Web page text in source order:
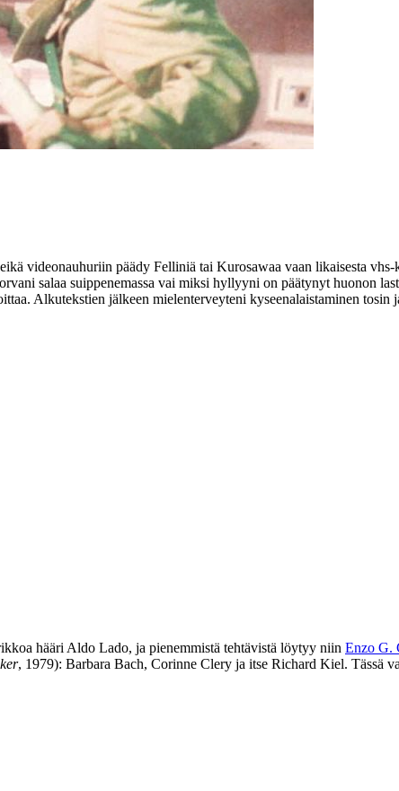
videonauhuriin päädy Felliniä tai Kurosawaa vaan likaisesta
salaa suippenemassa vai miksi hyllyyni on päätynyt huonon
Alkutekstien jälkeen mielenterveyteni kyseenalaistaminen tosin
hääri Aldo Lado, ja pienemmistä tehtävistä löytyy niin Enzo G.
, 1979): Barbara Bach, Corinne Clery ja itse Richard Kiel. Tässä